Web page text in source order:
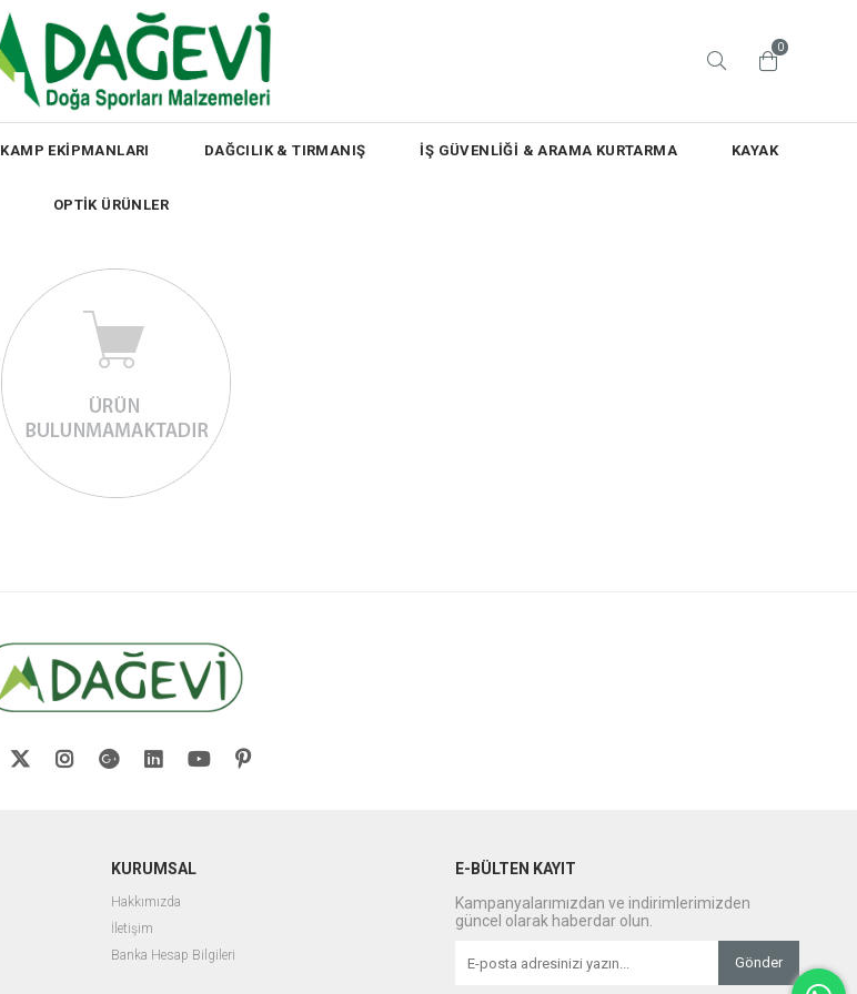
0
KAMP EKİPMANLARI DAĞCILIK & TIRMANIŞ İŞ GÜVENLİĞİ & ARAMA KURTARMA KAYAK
OPTİK ÜRÜNLER
KURUMSAL
Hakkımızda
İletişim
Banka Hesap Bilgileri
E-BÜLTEN KAYIT
Kampanyalarımızdan ve indirimlerimizden
güncel olarak haberdar olun.
Gönder